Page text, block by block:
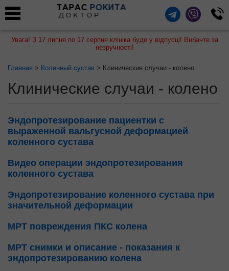
ТАРАС РОКИТА
ДОКТОР
Увага! З 17 липня по 17 серпня клініка буде у відпусці! Вибачте за
незручності!
Главная > Коленный сустав > Клинические случаи - колено
Клинические случаи - колено
Эндопротезирование пациентки с
выраженной вальгусной деформацией
коленного сустава
Видео операции эндопротезирования
коленного сустава
Эндопротезирование коленного сустава при
значительной деформации
МРТ повреждения ПКС колена
МРТ снимки и описание - показания к
эндопротезированию колена